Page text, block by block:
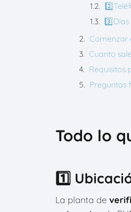
Comenzar
Cuanto
Requisitos
Preguntas
Todo lo
1️⃣
La planta de